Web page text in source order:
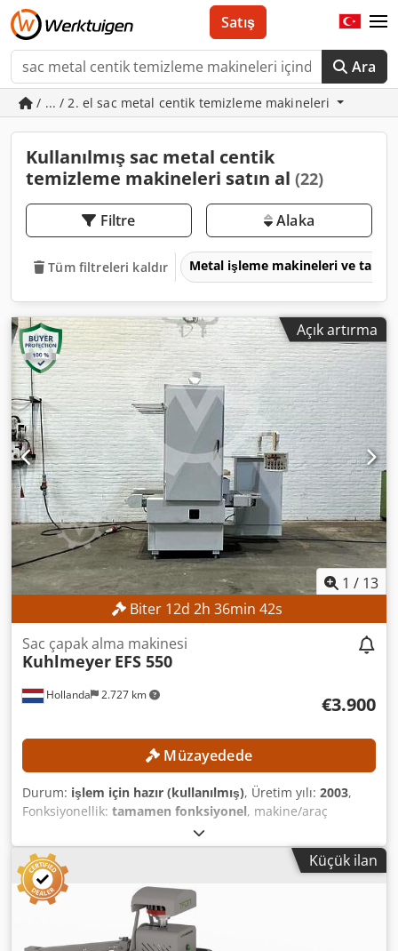
Ara
Satış
/ ... / 2. el sac metal centik temizleme makineleri
Kullanılmış sac metal centik
temizleme makineleri satın al (22)
Filtre Alaka
Tüm filtreleri kaldır Metal işleme makineleri ve
Açık artırma
1 / 13
Biter 12d 2h 36min 40s
Hollanda 2.727 km
Sac çapak alma makinesi
Kuhlmeyer EFS 550
€3.900
Müzayedede
Durum: işlem için hazır (kullanılmış), Üretim yılı: 2003,
Fonksiyonellik: tamamen fonksiyonel, makine/araç
, çalışma genişliği:
ağırlık:3.000 kg, güç:32 kW (43,51 bg), TEKNİK DETAYLAR
İstasyon Sayısı: 1 adet İstasyon Tipi: Zımpara bandı
Maksimum İşleme Genişliği: 550 mm MAKİNE DETAYLARI
Güç: 32 kW Kontrol: Geleneksel İşleme Türü: Kuru Ölçüler
ve Ağırlık Csdezrmqqepfx Aczsrf Ölçüler (U x G x Y): 1.700 x
2.700 x 2.900 mm Boş Ağırlık: 3.000 kg Taşıma Paketleri: 2
Küçük ilan